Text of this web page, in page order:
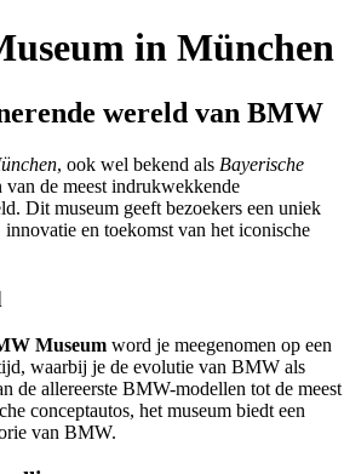
in München
wereld van BMW
, ook wel bekend als Bayerische
van de meest indrukwekkende
Dit museum geeft bezoekers een uniek
en toekomst van het iconische
Museum word je meegenomen op een
waarbij je de evolutie van BMW als
de allereerste BMW-modellen tot de meest
conceptautos, het museum biedt een
van BMW.